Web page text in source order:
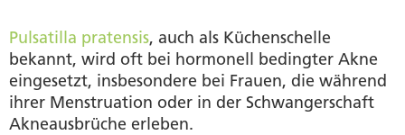
Pulsatilla pratensis, auch als Küchenschelle
bekannt, wird oft bei hormonell bedingter Akne
eingesetzt, insbesondere bei Frauen, die während
ihrer Menstruation oder in der Schwangerschaft
Akneausbrüche erleben.